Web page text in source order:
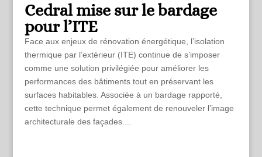
Cedral mise sur le bardage
pour l’ITE
Face aux enjeux de rénovation énergétique, l’isolation
thermique par l’extérieur (ITE) continue de s’imposer
comme une solution privilégiée pour améliorer les
performances des bâtiments tout en préservant les
surfaces habitables. Associée à un bardage rapporté,
cette technique permet également de renouveler l’image
architecturale des façades....